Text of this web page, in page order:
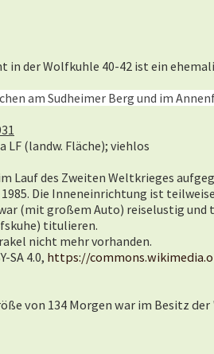
in der Wolfkuhle 40-42 ist ein
am Sudheimer Berg und im
LF (landw. Fläche); viehlos
Lauf des Zweiten Weltkrieges
Die Inneneinrichtung ist
(mit großem Auto) reiselustig und
titulieren.
nicht mehr vorhanden.
SA 4.0, https://
von 134 Morgen war im Besitz